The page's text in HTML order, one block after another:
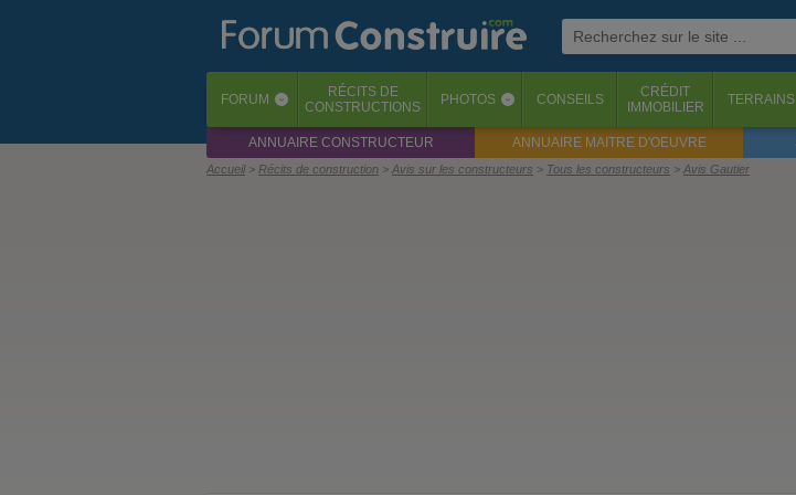
FORUM ‹ RÉCITS DE
CONSTRUCTIONS
PHOTOS ‹ CONSEILS
CRÉDIT
IMMOBILIER
TERRAINS
ANNUAIRE CONSTRUCTEUR ANNUAIRE MAITRE D'OEUVRE
Accueil Récits de construction Avis sur les constructeurs Tous les constructeurs Avis Gautier